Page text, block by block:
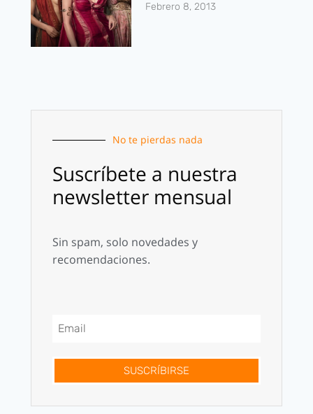
Febrero 8, 2013
No te pierdas nada
Suscríbete a nuestra
newsletter mensual
Sin spam, solo novedades y
recomendaciones.
SUSCRÍBIRSE